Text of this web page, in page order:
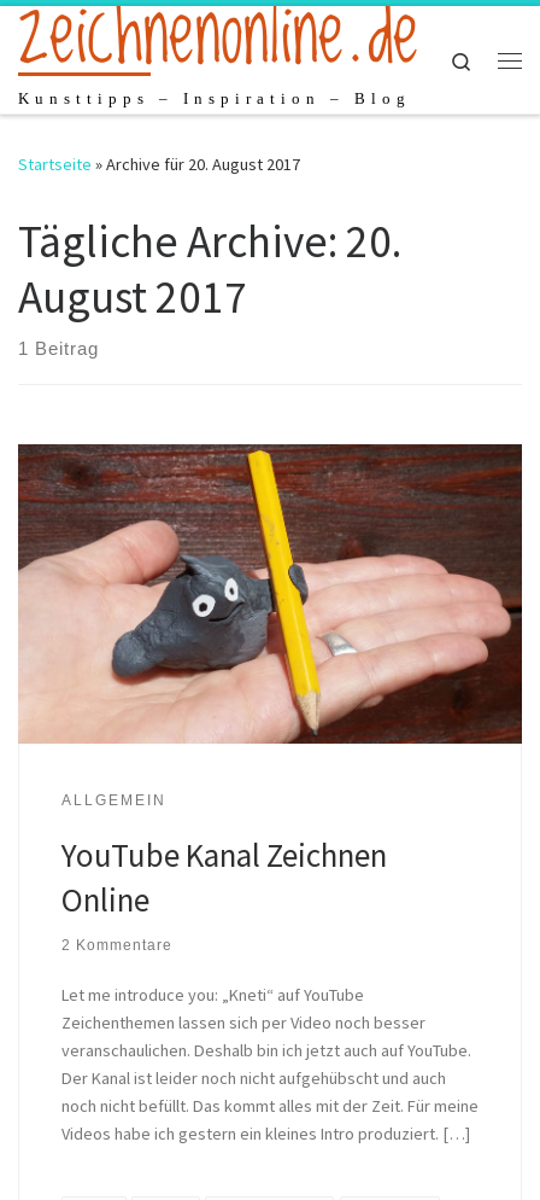
Zum Inhalt springen
zeichnenonline.de
Kunsttipps – Inspiration – Blog
Search
Startseite »Archive für 20. August 2017
Tägliche Archive: 20.
August 2017
1 Beitrag
ALLGEMEIN
YouTube Kanal Zeichnen
Online
2 Kommentare
Let me introduce you: „Kneti“ auf YouTube
Zeichenthemen lassen sich per Video noch besser
veranschaulichen. Deshalb bin ich jetzt auch auf YouTube.
Der Kanal ist leider noch nicht aufgehübscht und auch
noch nicht befüllt. Das kommt alles mit der Zeit. Für meine
Videos habe ich gestern ein kleines Intro produziert. […]